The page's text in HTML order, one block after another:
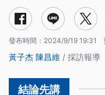
發布時間： 2024/9/19 19:31
黃子杰 陳昌維 / 採訪報導